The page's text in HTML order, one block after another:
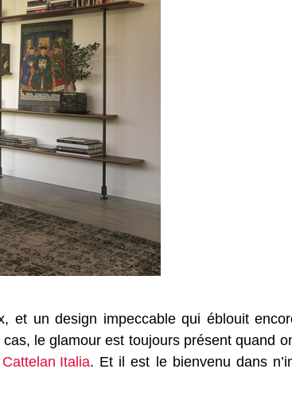
et un design impeccable qui éblouit
le glamour est toujours présent quand
Cattelan Italia. Et il est le bienvenu dans